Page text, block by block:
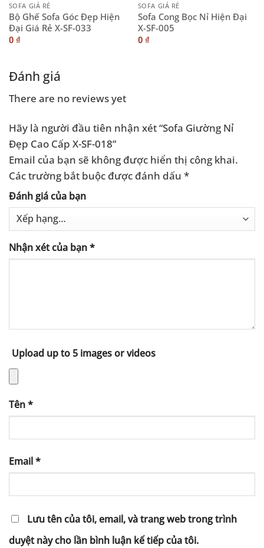
SOFA GIÁ RẺ
Bộ Ghế Sofa Góc Đẹp Hiện
Đại Giá Rẻ X-SF-033
0 ₫
SOFA GIÁ RẺ
Sofa Cong Bọc Nỉ Hiện Đại
X-SF-005
0 ₫
Đánh giá
There are no reviews yet
Hãy là người đầu tiên nhận xét “Sofa Giường Nỉ
Đẹp Cao Cấp X-SF-018”
Email của bạn sẽ không được hiển thị công khai.
Các trường bắt buộc được đánh dấu *
Đánh giá của bạn
Nhận xét của bạn*
Upload up to 5 images or videos
Tên*
Email*
Lưu tên của tôi, email, và trang web trong trình
duyệt này cho lần bình luận kế tiếp của tôi.